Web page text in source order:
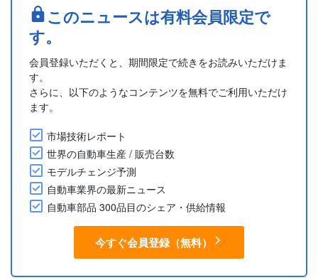
Reconstruction Plan)から拠出される。
・今回の....
このニュースは有料会員限定で
す。
会員登録いただくと、期間限定で続きをお読みいただけま
す。
さらに、以下のようなコンテンツを無料でご利用いただけ
ます。
市場技術レポート
世界の自動車生産 / 販売台数
モデルチェンジ予測
自動車業界の最新ニュース
自動車部品 300品目のシェア・供給情報
今すぐ会員登録（無料）